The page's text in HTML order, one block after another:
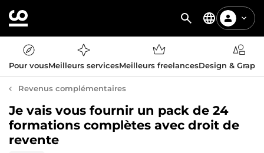
Pour vousMeilleurs servicesMeilleurs freelancesDesign &
Revenus complémentaires
Je vais vous fournir un pack de 24
formations complètes avec droit de
revente